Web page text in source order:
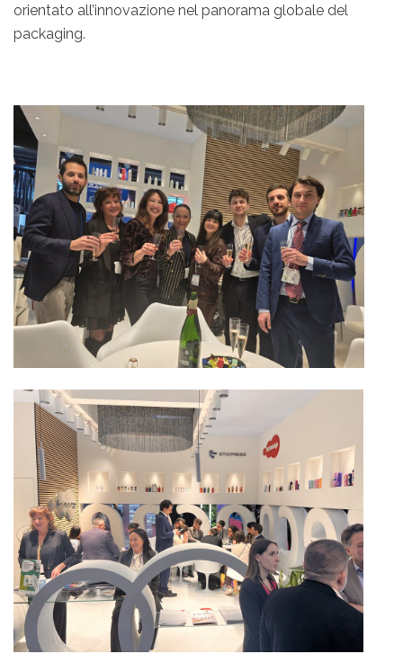
orientato all’innovazione nel panorama globale del
packaging.